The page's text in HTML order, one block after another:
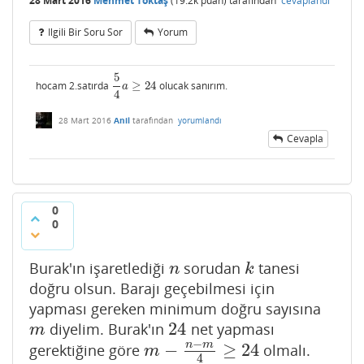
Ilgili Bir Soru Sor Yorum
hocam 2.satırda
5
4
a ≥ 24
54a ≥24 olucak sanırım.
28 Mart 2016 Anil tarafından yorumlandı
Cevapla
0
0
Burak'ın işaretlediği n
nsorudan k
k tanesi
doğru olsun. Barajı geçebilmesi için
yapması gereken minimum doğru sayısına
m
m diyelim. Burak'ın 24
24 net yapması
gerektiğine göre m − n−m
4 ≥ 24
m− n− m4≥24 olmalı.